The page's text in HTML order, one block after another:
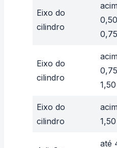
Eixo do
cilindro
Eixo do
cilindro
Eixo do
cilindro
até